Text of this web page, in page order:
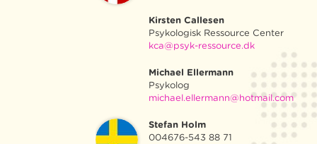
Kirsten Callesen
Psykologisk Ressource Center
kca@psyk-ressource.dk
Michael Ellermann
Psykolog
michael.ellermann@hotmail.com
Stefan Holm
004676-543 88 71